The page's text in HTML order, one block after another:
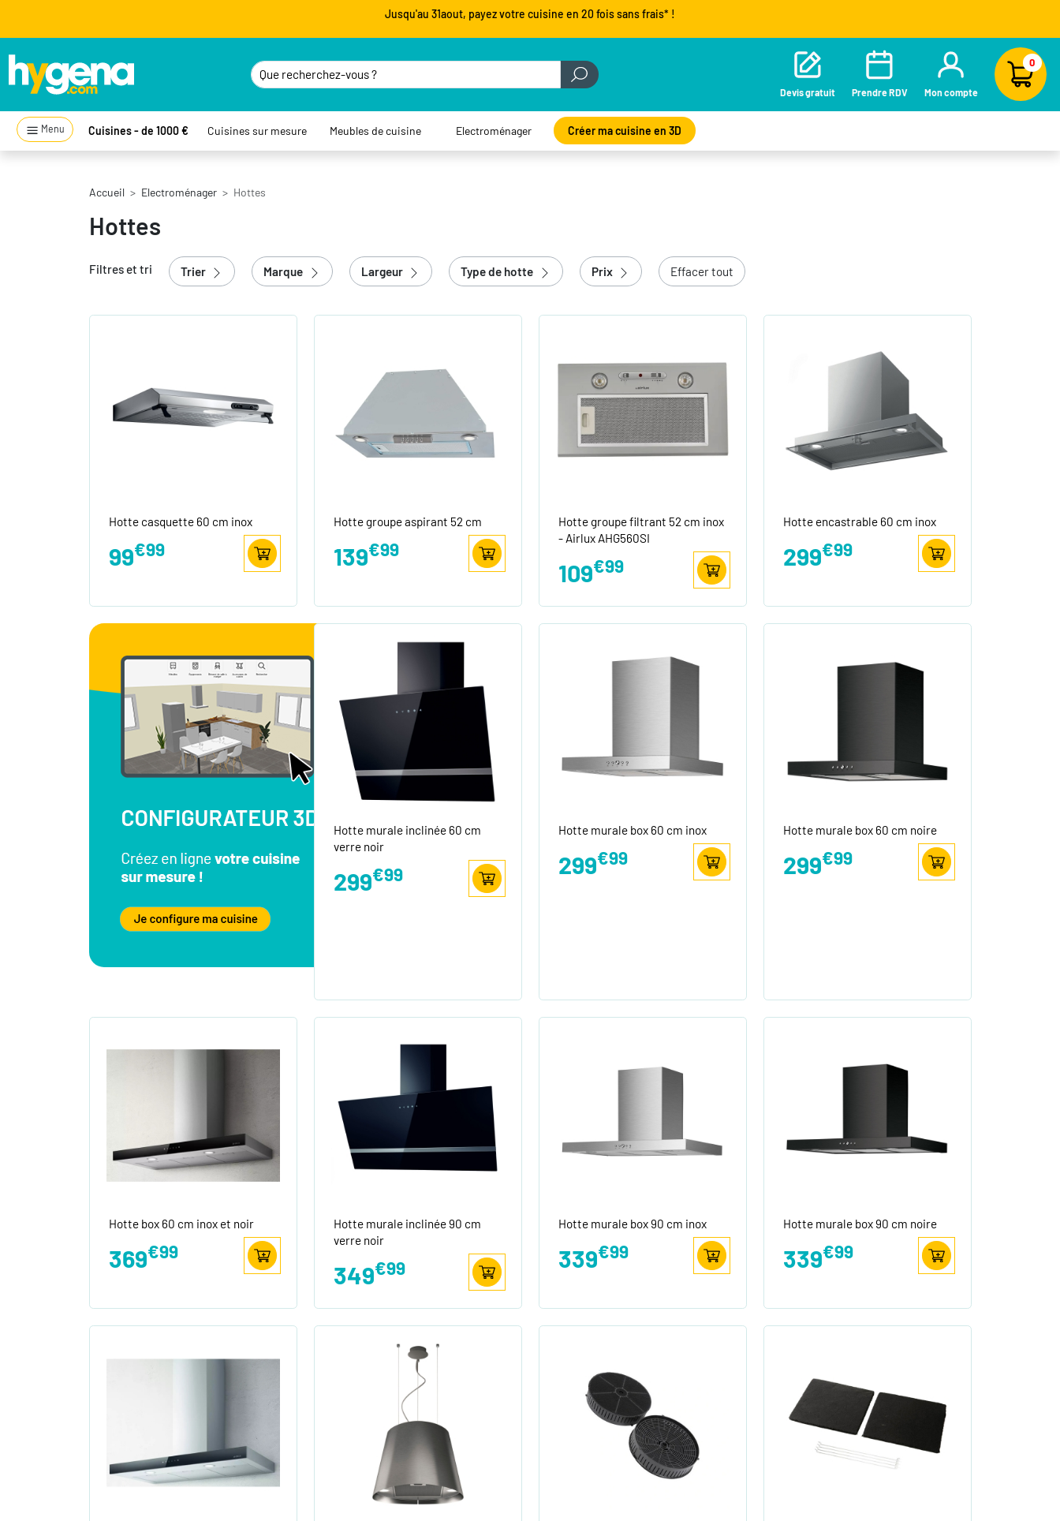
Jusqu'au 31aout, payez votre cuisine en 20 fois sans frais* !
Devis gratuit Prendre RDV Mon compte
0
Menu Cuisines - de 1000 € Cuisines sur mesure Meubles de cuisine Electroménager Créer ma cuisine en 3D
Accueil Electroménager Hottes
Hottes
Filtres et tri Trier Marque Largeur Type de hotte Prix Effacer tout
Hotte casquette 60 cm inox
99€99
Hotte groupe aspirant 52 cm
139€99
Hotte groupe filtrant 52 cm inox
- Airlux AHG560SI
109€99
Hotte encastrable 60 cm inox
299€99
Hotte murale inclinée 60 cm
verre noir
299€99
Hotte murale box 60 cm inox
299€99
Hotte murale box 60 cm noire
299€99
Hotte box 60 cm inox et noir
369€99
Hotte murale inclinée 90 cm
verre noir
349€99
Hotte murale box 90 cm inox
339€99
Hotte murale box 90 cm noire
339€99